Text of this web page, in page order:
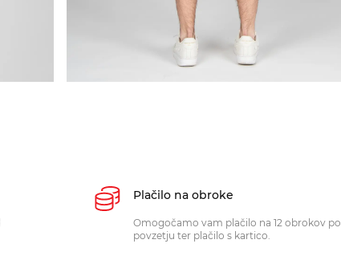
Plačilo na obroke
Omogočamo vam plačilo na 12 obrokov po
povzetju ter plačilo s kartico.